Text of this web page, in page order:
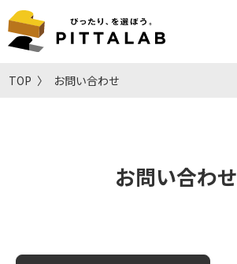
TOP お問い合わせ
お問い合わせ